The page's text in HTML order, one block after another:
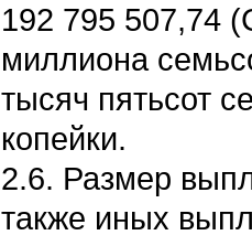
192 795 507,74
миллиона
тысяч пятьсот
копейки.
2.6. Размер
также иных